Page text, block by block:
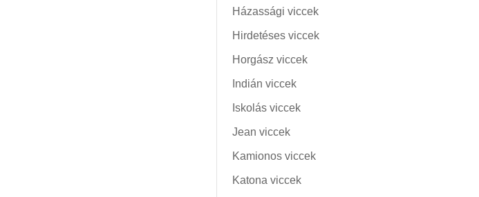
Házassági viccek
Hirdetéses viccek
Horgász viccek
Indián viccek
Iskolás viccek
Jean viccek
Kamionos viccek
Katona viccek